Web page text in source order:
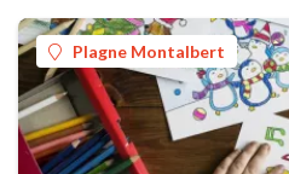
Plagne Montalbert